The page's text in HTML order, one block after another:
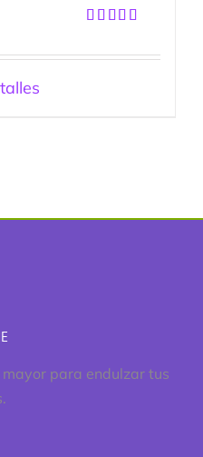
con5.00de
para endulzar tus